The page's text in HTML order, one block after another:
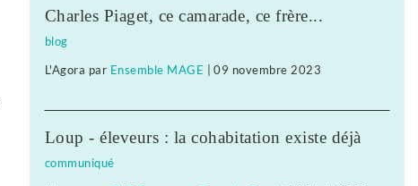
Charles Piaget, ce camarade, ce frère...
blog
L'Agora par Ensemble MAGE |09 novembre 2023
Loup - éleveurs : la cohabitation existe déjà
communiqué